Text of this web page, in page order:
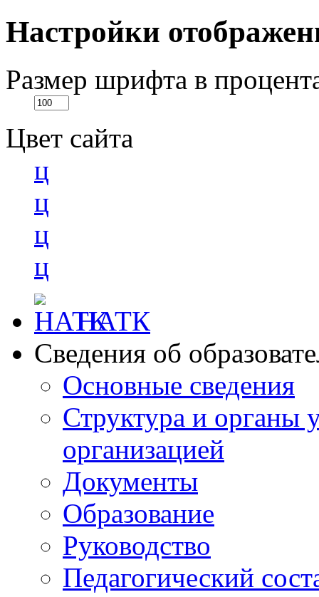
Настройки
Размер шрифта в
Цвет сайта
ц
ц
ц
ц
НАТК
Сведения об
Основные сведения
Структура и органы
организацией
Документы
Образование
Руководство
Педагогический